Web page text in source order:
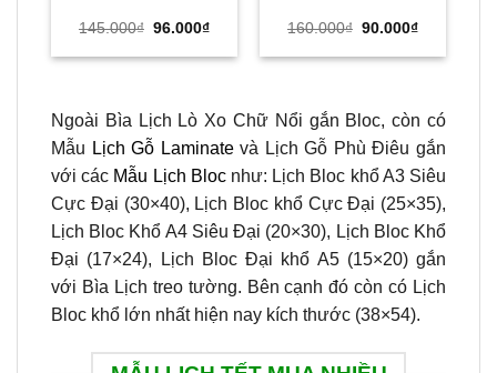
145.000₫ Giá
là:
96.000₫Giá
tại
160.000₫ Giá
là:
90.000₫Giá
tại
Ngoài Bìa Lịch Lò Xo Chữ Nổi gắn Bloc, còn có
Mẫu Lịch Gỗ Laminatevà Lịch Gỗ Phù Điêu gắn
với các Mẫu Lịch Blocnhư: Lịch Bloc khổ A3 Siêu
Cực Đại (30×40), Lịch Bloc khổ Cực Đại (25×35),
Lịch Bloc Khổ A4 Siêu Đại (20×30), Lịch Bloc Khổ
Đại (17×24), Lịch Bloc Đại khổ A5 (15×20) gắn
với Bìa Lịch treo tường. Bên cạnh đó còn có Lịch
Bloc khổ lớn nhất hiện nay kích thước (38×54).